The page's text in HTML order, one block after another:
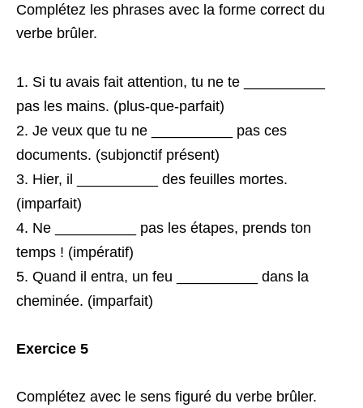
Complétez les phrases avec la forme correct du
verbe brûler.
Si tu avais fait attention, tu ne te __________
pas les mains. (plus-que-parfait)
Je veux que tu ne __________ pas ces
documents. (subjonctif présent)
Hier, il __________ des feuilles mortes.
(imparfait)
Ne __________ pas les étapes, prends ton
temps ! (impératif)
Quand il entra, un feu __________ dans la
cheminée. (imparfait)
Exercice 5
Complétez avec le sens figuré du verbe brûler.